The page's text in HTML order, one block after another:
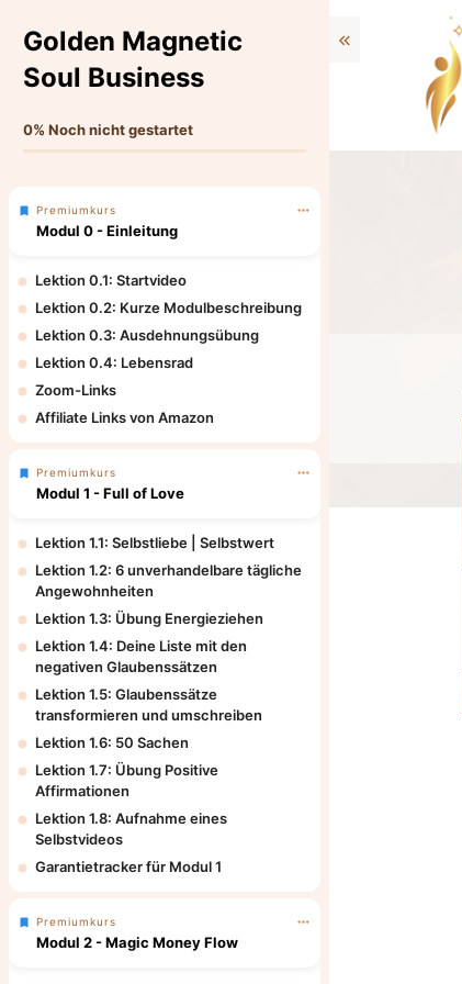
Golden Magnetic
Soul Business
0% Noch nicht gestartet
Premiumkurs
Modul 0 - Einleitung
Lektion 0.1: Startvideo
Lektion 0.2: Kurze Modulbeschreibung
Lektion 0.3: Ausdehnungsübung
Lektion 0.4: Lebensrad
Zoom-Links
Affiliate Links von Amazon
Premiumkurs
Modul 1 - Full of Love
Lektion 1.1: Selbstliebe | Selbstwert
Lektion 1.2: 6 unverhandelbare tägliche
Angewohnheiten
Lektion 1.3: Übung Energieziehen
Lektion 1.4: Deine Liste mit den
negativen Glaubenssätzen
Lektion 1.5: Glaubenssätze
transformieren und umschreiben
Lektion 1.6: 50 Sachen
Lektion 1.7: Übung Positive
Affirmationen
Lektion 1.8: Aufnahme eines
Selbstvideos
Garantietracker für Modul 1
Premiumkurs
Modul 2 - Magic Money Flow